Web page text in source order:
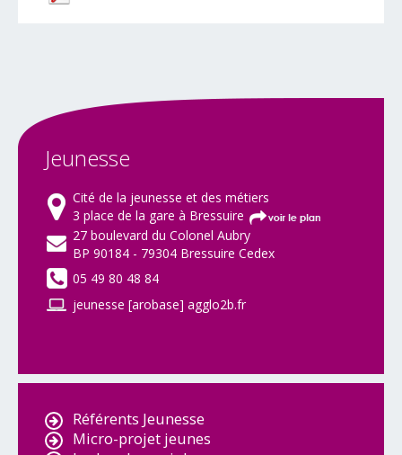
Jeunesse
Cité de la jeunesse et des métiers
3 place de la gare à Bressuire
27 boulevard du Colonel Aubry
BP 90184 - 79304 Bressuire Cedex
05 49 80 48 84
jeunesse [arobase] agglo2b.fr
Référents Jeunesse
Micro-projet jeunes